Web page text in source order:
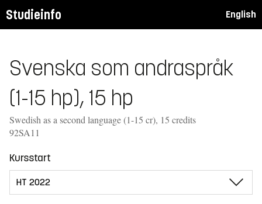
Studieinfo English
Svenska som andraspråk
(1-15 hp), 15 hp
Swedish as a second language (1-15 cr), 15 credits
92SA11
Kursstart